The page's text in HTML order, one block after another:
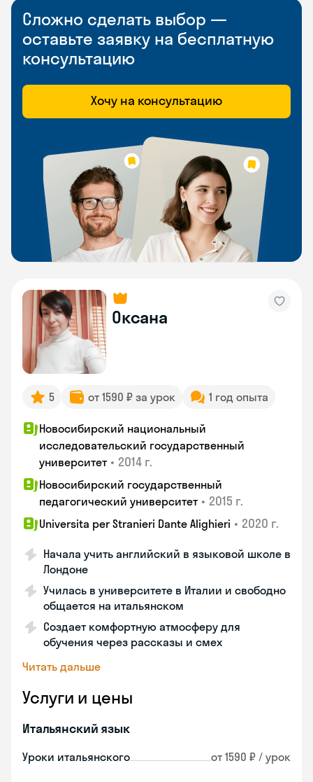
Сложно сделать выбор —
оставьте заявку на бесплатную
консультацию
Хочу на консультацию
Оксана
5 от 1590 ₽ за урок 1 год опыта
Новосибирский национальный
исследовательский государственный
университет • 2014 г.
Новосибирский государственный
педагогический университет • 2015 г.
Universita per Stranieri Dante Alighieri • 2020 г.
Начала учить английский в языковой школе в
Лондоне
Училась в университете в Италии и свободно
общается на итальянском
Создает комфортную атмосферу для
обучения через рассказы и смех
Читать дальше
Услуги и цены
Итальянский язык
Уроки итальянского от 1590 ₽ / урок